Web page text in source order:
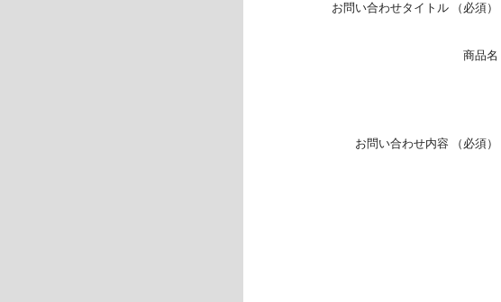
お問い合わせタイトル （必須）
商品名
お問い合わせ内容 （必須）